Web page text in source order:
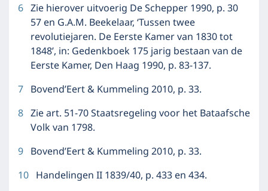
6 Zie hierover uitvoerig De Schepper 1990, p. 30
57 en G.A.M. Beekelaar, ‘Tussen twee
revolutiejaren. De Eerste Kamer van 1830 tot
1848’, in: Gedenkboek 175 jarig bestaan van de
Eerste Kamer, Den Haag 1990, p. 83-137.
7 Bovend’Eert & Kummeling 2010, p. 33.
8 Zie art. 51-70 Staatsregeling voor het Bataafsche
Volk van 1798.
9 Bovend’Eert & Kummeling 2010, p. 33.
10 Handelingen II 1839/40, p. 433 en 434.